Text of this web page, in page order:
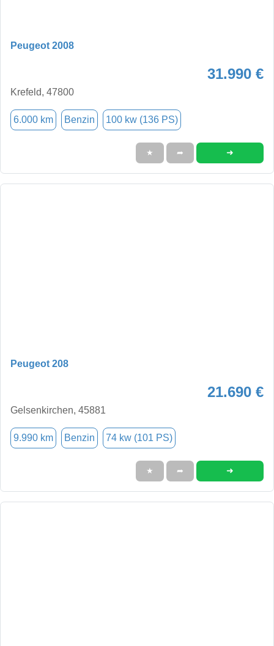
Peugeot 2008
31.990 €
Krefeld, 47800
6.000 km Benzin 100 kw (136 PS)
★ ➦ ➜
Peugeot 208
21.690 €
Gelsenkirchen, 45881
9.990 km Benzin 74 kw (101 PS)
★ ➦ ➜